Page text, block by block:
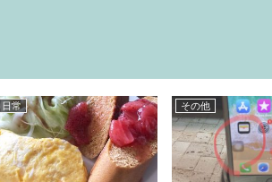
料理 食べ物